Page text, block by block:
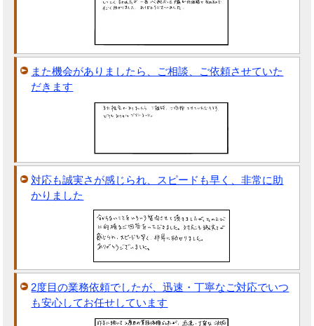
また機会がありましたら、ご相談、ご依頼させていた
だきます
対応も誠実さが感じられ、スピードも早く、非常に助
かりました
2度目の業務依頼でしたが、迅速・丁寧なご対応でいつ
も安心してお任せしています